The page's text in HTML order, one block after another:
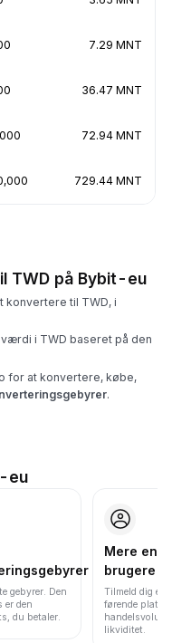
7.29 MNT
36.47 MNT
72.94 MNT
729.44 MNT
TWD på Bybit-eu
konvertere til TWD, i
i TWD baseret på den
for at konvertere, købe,
.
eu
gebyrer. Den
er den
du betaler.
Mere end
brugere
Tilmeld dig en
førende
likviditet.